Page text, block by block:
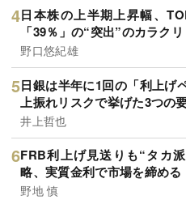
日本株の上半期上昇幅、
「39％」の“突出”のカラクリ
野口悠紀雄
日銀は半年に1回の「利上げ
上振れリスクで挙げた3つの
井上哲也
FRB利上げ見送りも“タカ
略、実質金利で市場を締める
野地 慎